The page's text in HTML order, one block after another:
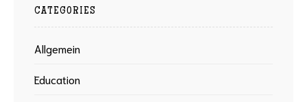
CATEGORIES
Allgemein
Education